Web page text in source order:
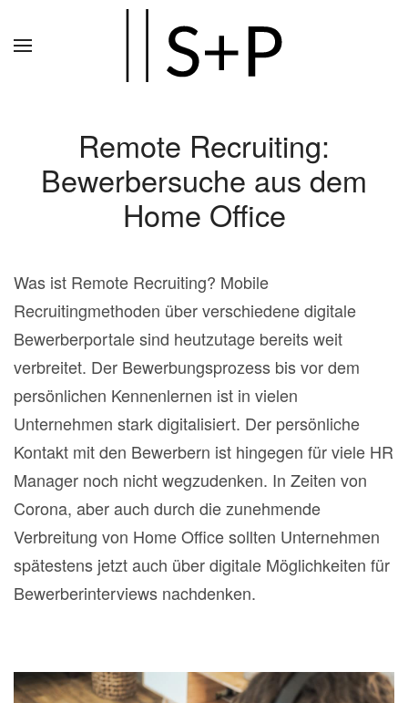
Remote Recruiting:
Bewerbersuche aus dem
Home Office
Was ist Remote Recruiting? Mobile
Recruitingmethoden über verschiedene digitale
Bewerberportale sind heutzutage bereits weit
verbreitet. Der Bewerbungsprozess bis vor dem
persönlichen Kennenlernen ist in vielen
Unternehmen stark digitalisiert. Der persönliche
Kontakt mit den Bewerbern ist hingegen für viele HR
Manager noch nicht wegzudenken. In Zeiten von
Corona, aber auch durch die zunehmende
Verbreitung von Home Office sollten Unternehmen
spätestens jetzt auch über digitale Möglichkeiten für
Bewerberinterviews nachdenken.